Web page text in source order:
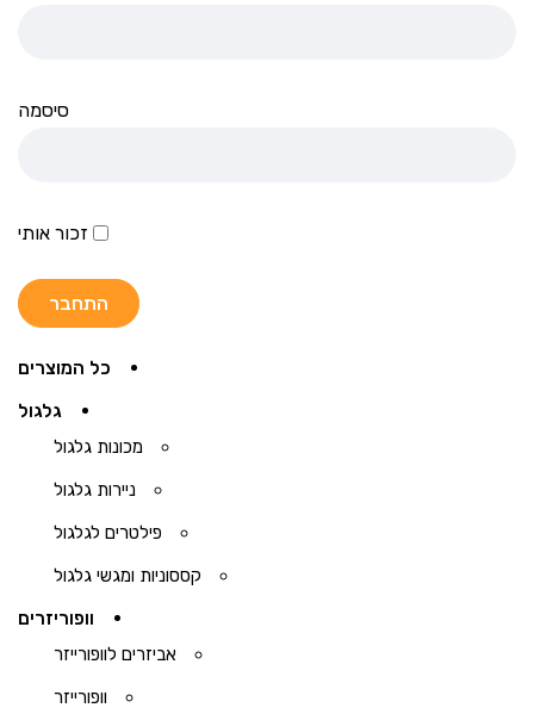
סיסמה
זכור אותי
כל המוצרים
גלגול
מכונות גלגול
ניירות גלגול
פילטרים לגלגול
קססוניות ומגשי גלגול
וופוריזרים
אביזרים לוופורייזר
וופורייזר